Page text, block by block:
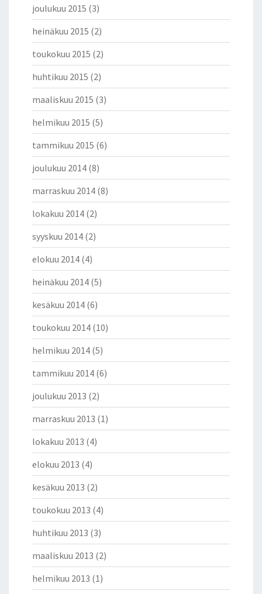
joulukuu 2015 (3)
heinäkuu 2015 (2)
toukokuu 2015 (2)
huhtikuu 2015 (2)
maaliskuu 2015 (3)
helmikuu 2015 (5)
tammikuu 2015 (6)
joulukuu 2014 (8)
marraskuu 2014 (8)
lokakuu 2014 (2)
syyskuu 2014 (2)
elokuu 2014 (4)
heinäkuu 2014 (5)
kesäkuu 2014 (6)
toukokuu 2014 (10)
helmikuu 2014 (5)
tammikuu 2014 (6)
joulukuu 2013 (2)
marraskuu 2013 (1)
lokakuu 2013 (4)
elokuu 2013 (4)
kesäkuu 2013 (2)
toukokuu 2013 (4)
huhtikuu 2013 (3)
maaliskuu 2013 (2)
helmikuu 2013 (1)